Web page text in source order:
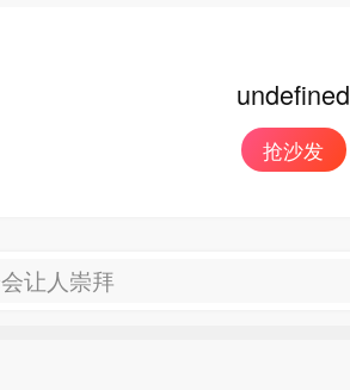
undefined
抢沙发
让人崇拜